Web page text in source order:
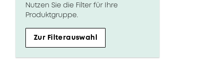
Nutzen Sie die Filter für Ihre
Produktgruppe.
Zur Filterauswahl